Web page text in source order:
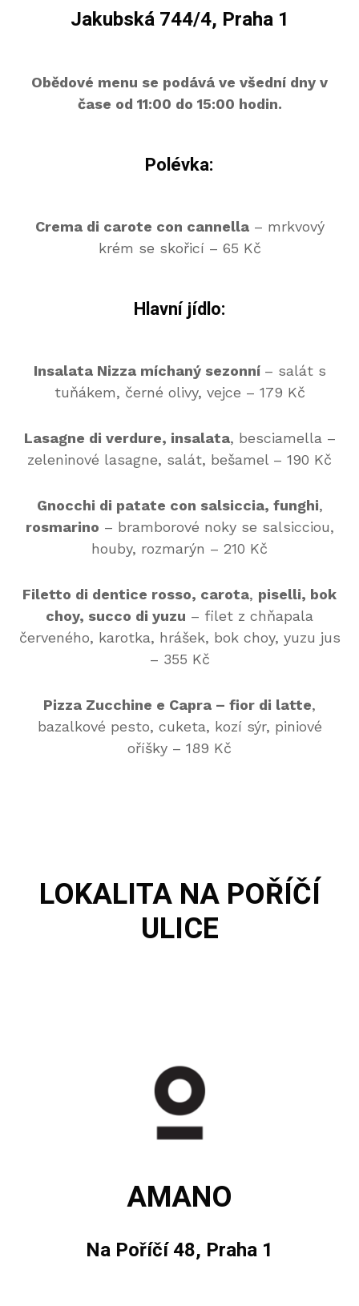
Jakubská 744/4, Praha 1
Obědové menu se podává ve všední dny v
čase od 11:00 do 15:00 hodin.
Polévka:
Crema di carote con cannella– mrkvový
krém se skořicí – 65 Kč
Hlavní jídlo:
Insalata Nizza míchaný sezonní – salát s
tuňákem, černé olivy, vejce – 179 Kč
Lasagne di verdure, insalata, besciamella –
zeleninové lasagne, salát, bešamel – 190 Kč
Gnocchi di patate con salsiccia, funghi,
rosmarino – bramborové noky se salsicciou,
houby, rozmarýn – 210 Kč
Filetto di dentice rosso, carota, piselli, bok
choy, succo di yuzu – filet z chňapala
červeného, karotka, hrášek, bok choy, yuzu jus
– 355 Kč
Pizza Zucchine e Capra – fior di latte,
bazalkové pesto, cuketa, kozí sýr, piniové
oříšky – 189 Kč
LOKALITA NA POŘÍČÍ
ULICE
AMANO
Na Poříčí 48, Praha 1